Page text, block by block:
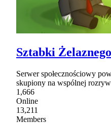
Sztabki Żelaznego
Serwer społecznościowy
skupiony na wspólnej
1,666
Online
13,211
Members